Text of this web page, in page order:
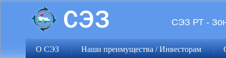
СЭЗ РТ -
О СЭЗ Наши преимущества / Инвесторам